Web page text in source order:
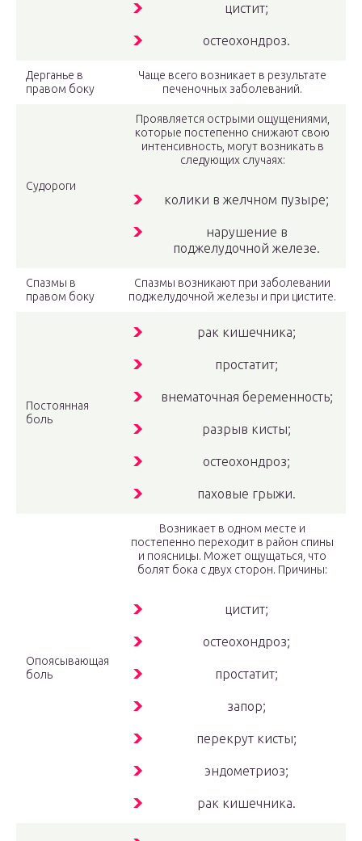
цистит;
остеохондроз.
Дерганье в
правом боку
Чаще всего возникает в результате
печеночных заболеваний.
Судороги
Проявляется острыми ощущениями,
которые постепенно снижают свою
интенсивность, могут возникать в
следующих случаях:
колики в желчном пузыре;
нарушение в
поджелудочной железе.
Спазмы в
правом боку
Спазмы возникают при заболевании
поджелудочной железы и при цистите.
Постоянная
боль
рак кишечника;
простатит;
внематочная беременность;
разрыв кисты;
остеохондроз;
паховые грыжи.
Опоясывающая
боль
Возникает в одном месте и
постепенно переходит в район спины
и поясницы. Может ощущаться, что
болят бока с двух сторон. Причины:
цистит;
остеохондроз;
простатит;
запор;
перекрут кисты;
эндометриоз;
рак кишечника.